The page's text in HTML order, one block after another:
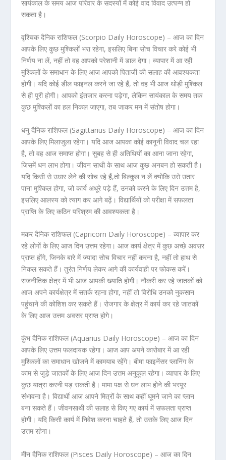
सायंकाल के समय आज परिवार के सदस्यों में कोई वाद विवाद उत्पन्न हो
सकता है।
वृश्चिक दैनिक राशिफल (Scorpio Daily Horoscope) – आज का दिन
आपके लिए कुछ मुश्किलों भरा रहेगा, इसलिए बिना सोच विचार करे कोई भी
निर्णय ना लें, नहीं तो वह आपको परेशानी में डाल देगा। व्यापार में आ रही
मुश्किलों के समाधान के लिए आज आपको पिताजी की सलाह की आवश्यकता
होगी। यदि कोई डील फाइनल करने जा रहे हैं, तो वह भी आज थोड़ी मुश्किल
से ही पूरी होगी। आपको इंतजार करना पड़ेगा, लेकिन सायंकाल के समय तक
कुछ मुश्किलों का हल निकल जाएगा, तब जाकर मन में संतोष होगा।
धनु दैनिक राशिफल (Sagittarius Daily Horoscope) – आज का दिन
आपके लिए मिलाजुला रहेगा। यदि आज आपका कोई कानूनी विवाद चल रहा
है, तो वह आज समाप्त होगा। सुबह से ही अतिथियों का आना जाना रहेगा,
जिसमें धन लाभ होगा। जीवन साथी के साथ आज कुछ अनबन हो सकती है।
यदि किसी से उधार लेने की सोच रहे हैं,तो बिल्कुल न लें क्योकि उसे उतार
पाना मुश्किल होगा, जो कार्य अधूरे पड़े हैं, उनको करने के लिए दिन उत्तम है,
इसलिए आलस्य को त्याग कर आगे बढ़ें। विद्यार्थियों को परीक्षा में सफलता
प्राप्ति के लिए कठिन परिश्रम की आवश्यकता है।
मकर दैनिक राशिफल (Capricorn Daily Horoscope) – व्यापार कर
रहे लोगों के लिए आज दिन उत्तम रहेगा। आज कार्य क्षेत्र में कुछ अच्छे अवसर
प्राप्त होंगे, जिनके बारे में ज्यादा सोच विचार नहीं करना है, नहीं तो हाथ से
निकल सकते हैं। तुरंत निर्णय लेकर आगे की कार्यवाही पर फोकस करें।
राजनीतिक क्षेत्र में भी आज आपकी ख्याति होगी। नौकरी कर रहे जातकों को
आज अपने कार्यक्षेत्र में सतर्क रहना होगा, नहीं तो विरोधि उनको नुकसान
पहुंचाने की कोशिश कर सकते हैं। रोजगार के क्षेत्र में कार्य कर रहे जातकों
के लिए आज उत्तम अवसर प्राप्त होगे।
कुंभ दैनिक राशिफल (Aquarius Daily Horoscope) – आज का दिन
आपके लिए उत्तम फलदायक रहेगा। आज आप अपने कारोबार में आ रही
मुश्किलों का समाधान खोजने में कामयाब रहेंगे। बीमा फाइनेंसर प्लानिंग के
काम से जुड़े जातकों के लिए आज दिन उत्तम अनुकूल रहेगा। व्यापार के लिए
कुछ यात्रा करनी पड़ सकती है। मामा पक्ष से धन लाभ होने की भरपूर
संभावना है। विद्यार्थी आज आपने मित्रों के साथ कहीं घूमने जाने का प्लान
बना सकते हैं। जीवनसाथी की सलाह से किए गए कार्य में सफलता प्राप्त
होगी। यदि किसी कार्य में निवेश करना चाहते हैं, तो उसके लिए आज दिन
उत्तम रहेगा।
मीन दैनिक राशिफल (Pisces Daily Horoscope) – आज का दिन